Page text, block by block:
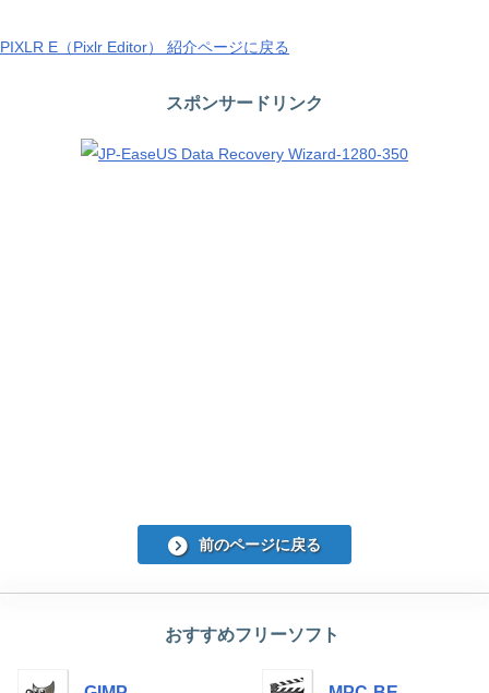
PIXLR E（Pixlr Editor） 紹介ページに戻る
スポンサードリンク
前のページに戻る
おすすめフリーソフト